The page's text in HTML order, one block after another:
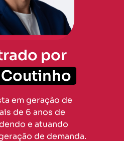
por
em geração de
de 6 anos de
e atuando
de demanda.